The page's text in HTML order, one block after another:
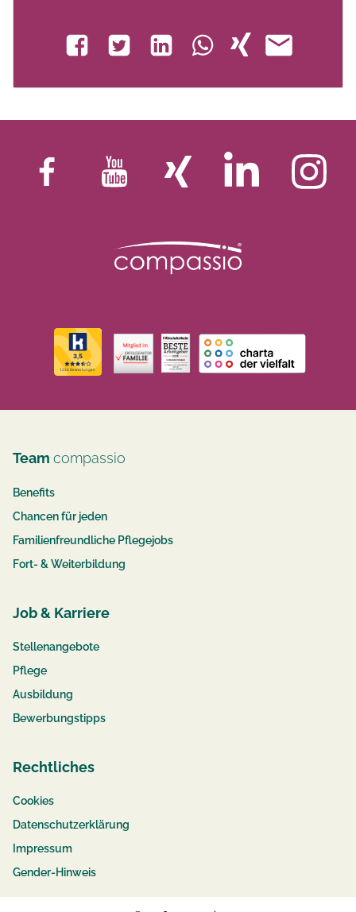
Team compassio
Benefits
Chancen für jeden
Familienfreundliche Pflegejobs
Fort- & Weiterbildung
Job & Karriere
Stellenangebote
Pflege
Ausbildung
Bewerbungstipps
Rechtliches
Cookies
Datenschutzerklärung
Impressum
Gender-Hinweis